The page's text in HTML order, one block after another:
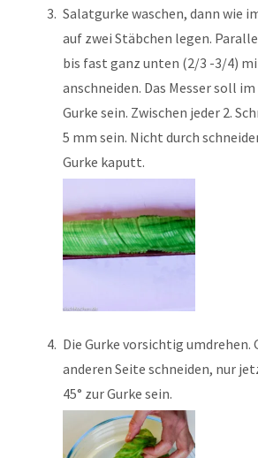
Salatgurke waschen, dann wie
auf zwei Stäbchen legen.
bis fast ganz unten (2/3 -3/4)
anschneiden. Das Messer soll
Gurke sein. Zwischen jeder 2.
5 mm sein. Nicht durch
Gurke kaputt.
Die Gurke vorsichtig umdrehen.
anderen Seite schneiden, nur
45° zur Gurke sein.